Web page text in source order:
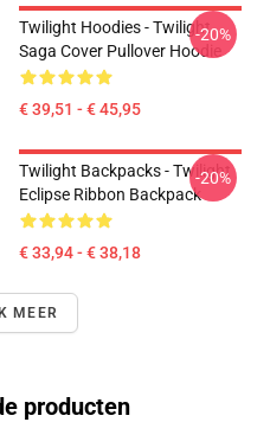
Twilight Hoodies - Twilight
Saga Cover Pullover Hoodie
€ 39,51 - € 45,95
-20%
Twilight Backpacks - Twilight
Eclipse Ribbon Backpack
€ 33,94 - € 38,18
-20%
MEER
producten